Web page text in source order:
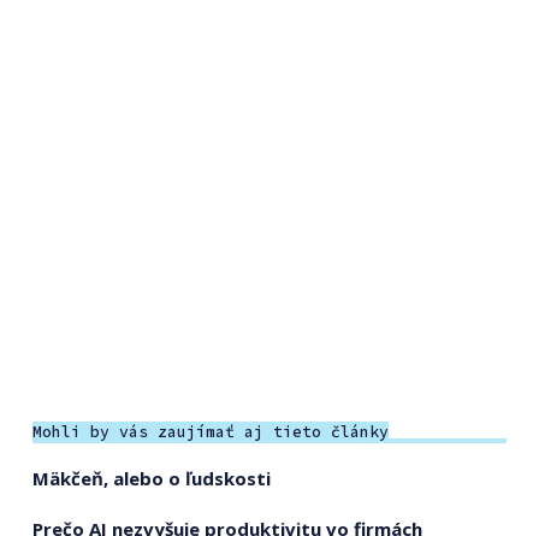
Mohli by vás zaujímať aj tieto články
Mäkčeň, alebo o ľudskosti
Prečo AI nezvyšuje produktivitu vo firmách